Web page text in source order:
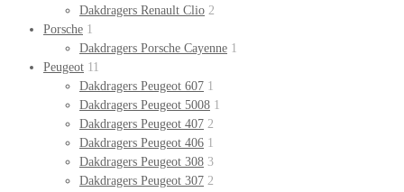
Dakdragers Renault Clio 2
Porsche 1
Dakdragers Porsche Cayenne 1
Peugeot 11
Dakdragers Peugeot 607 1
Dakdragers Peugeot 5008 1
Dakdragers Peugeot 407 2
Dakdragers Peugeot 406 1
Dakdragers Peugeot 308 3
Dakdragers Peugeot 307 2